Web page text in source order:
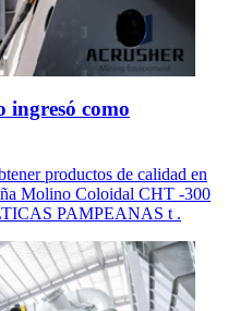
ingresó como
productos de calidad en
Molino Coloidal CHT -300
PAMPEANAS t .